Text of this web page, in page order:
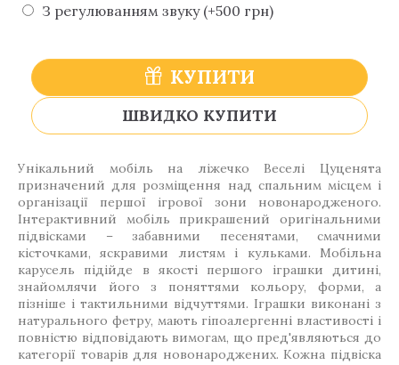
З регулюванням звуку (+500 грн)
КУПИТИ
ШВИДКО КУПИТИ
Унікальний мобіль на ліжечко Веселі Цуценята
призначений для розміщення над спальним місцем і
організації першої ігрової зони новонародженого.
Інтерактивний мобіль прикрашений оригінальними
підвісками – забавними песенятами, смачними
кісточками, яскравими листям і кульками. Мобільна
карусель підійде в якості першого іграшки дитині,
знайомлячи його з поняттями кольору, форми, а
пізніше і тактильними відчуттями. Іграшки виконані з
натурального фетру, мають гіпоалергенні властивості і
повністю відповідають вимогам, що пред'являються до
категорії товарів для новонароджених. Кожна підвіска